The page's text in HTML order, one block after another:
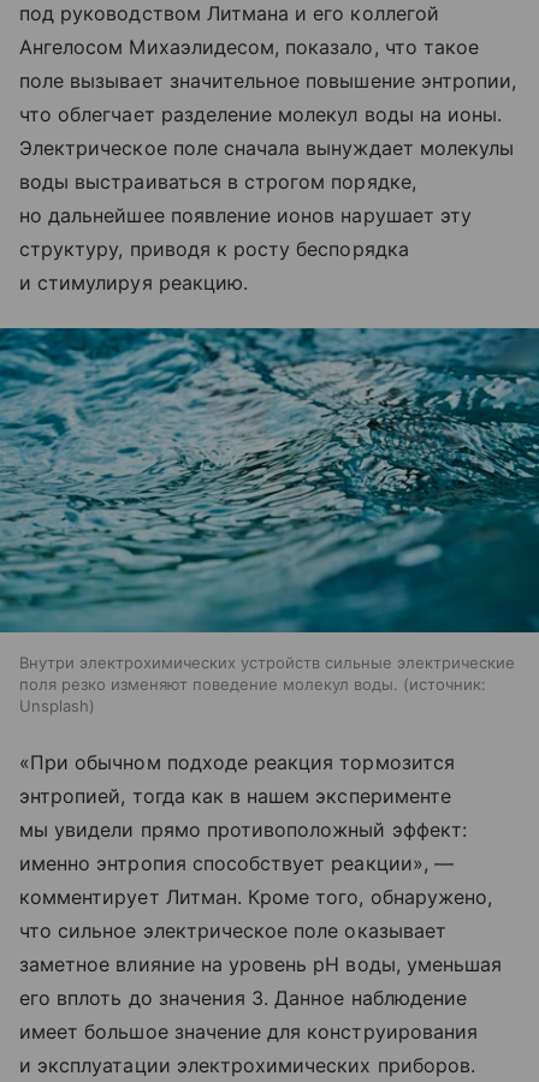
под руководством Литмана и его коллегой
Ангелосом Михаэлидесом, показало, что такое
поле вызывает значительное повышение энтропии,
что облегчает разделение молекул воды на ионы.
Электрическое поле сначала вынуждает молекулы
воды выстраиваться в строгом порядке,
но дальнейшее появление ионов нарушает эту
структуру, приводя к росту беспорядка
и стимулируя реакцию.
Внутри электрохимических устройств сильные электрические
поля резко изменяют поведение молекул воды.
источник:
Unsplash
«При обычном подходе реакция тормозится
энтропией, тогда как в нашем эксперименте
мы увидели прямо противоположный эффект:
именно энтропия способствует реакции», —
комментирует Литман. Кроме того, обнаружено,
что сильное электрическое поле оказывает
заметное влияние на уровень pH воды, уменьшая
его вплоть до значения 3. Данное наблюдение
имеет большое значение для конструирования
и эксплуатации электрохимических приборов.